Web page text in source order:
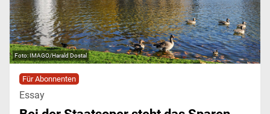
IMAGO/Harald Dostal
Für Abonnenten
Essay